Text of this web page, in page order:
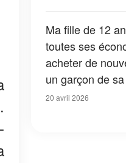
Ma fille de 12
toutes ses
acheter de
un garçon de
lendemain, le
20 avril 2026